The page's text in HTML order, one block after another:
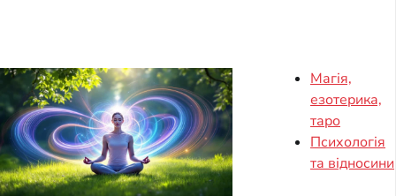
Магія,
езотерика,
таро
Психологія
та відносини